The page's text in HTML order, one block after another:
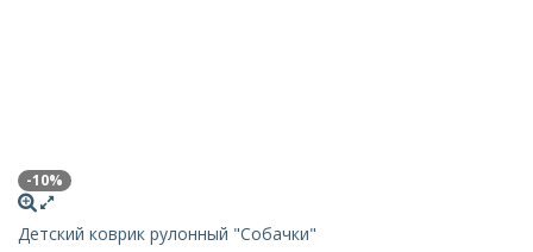
-10%
Детский коврик рулонный "Собачки"